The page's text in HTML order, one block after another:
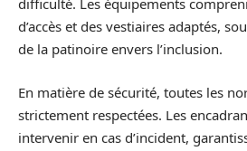
difficulté. Les équipements
d’accès et des vestiaires adaptés,
de la patinoire envers l’inclusion.
En matière de sécurité, toutes les
strictement respectées. Les
intervenir en cas d’incident,